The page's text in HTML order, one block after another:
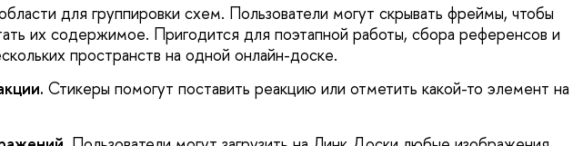
для группировки схем. Пользователи могут скрывать фреймы, чтобы
их содержимое. Пригодится для поэтапной работы, сбора референсов и
пространств на одной онлайн-доске.
Стикеры помогут поставить реакцию или отметить какой-то элемент на